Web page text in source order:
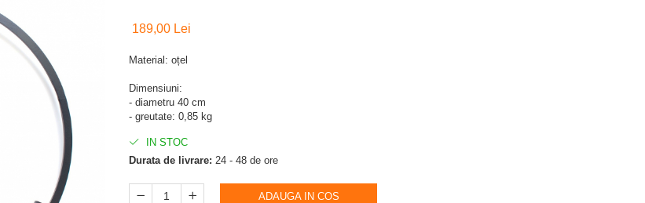
189,00 Lei
Material: oțel
Dimensiuni:
- diametru 40 cm
- greutate: 0,85 kg
IN STOC
Durata de livrare: 24 - 48 de ore
ADAUGA IN COS